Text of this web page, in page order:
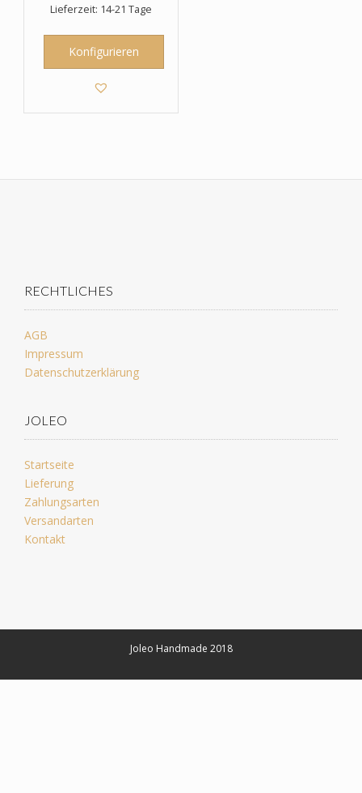
Lieferzeit: 14-21 Tage
Konfigurieren
RECHTLICHES
AGB
Impressum
Datenschutzerklärung
JOLEO
Startseite
Lieferung
Zahlungsarten
Versandarten
Kontakt
Joleo Handmade 2018